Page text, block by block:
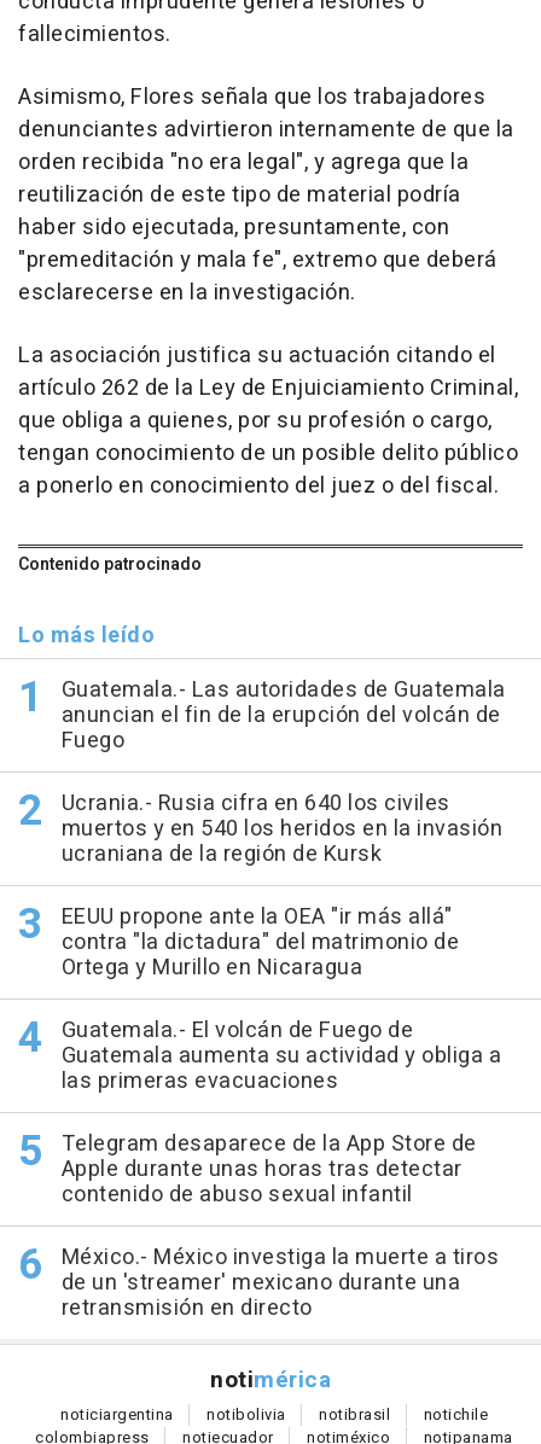
fallecimientos.
Asimismo, Flores señala que los trabajadores
denunciantes advirtieron internamente de que la
orden recibida "no era legal", y agrega que la
reutilización de este tipo de material podría
haber sido ejecutada, presuntamente, con
"premeditación y mala fe", extremo que deberá
esclarecerse en la investigación.
La asociación justifica su actuación citando el
artículo 262 de la Ley de Enjuiciamiento Criminal,
que obliga a quienes, por su profesión o cargo,
tengan conocimiento de un posible delito público
a ponerlo en conocimiento del juez o del fiscal.
Contenido patrocinado
Lo más leído
Guatemala.- Las autoridades de Guatemala
anuncian el fin de la erupción del volcán de
Fuego
Ucrania.- Rusia cifra en 640 los civiles
muertos y en 540 los heridos en la invasión
ucraniana de la región de Kursk
EEUU propone ante la OEA "ir más allá"
contra "la dictadura" del matrimonio de
Ortega y Murillo en Nicaragua
Guatemala.- El volcán de Fuego de
Guatemala aumenta su actividad y obliga a
las primeras evacuaciones
Telegram desaparece de la App Store de
Apple durante unas horas tras detectar
contenido de abuso sexual infantil
México.- México investiga la muerte a tiros
de un 'streamer' mexicano durante una
retransmisión en directo
notimérica
noticiargentina notibolivia notibrasil notichile
colombiapress notiecuador notiméxico notipanama